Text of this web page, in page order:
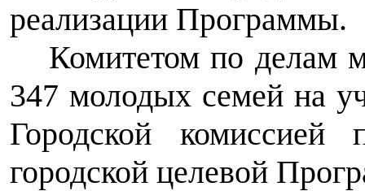
реализации Программы.
Комитетом по делам
347 молодых семей на
Городской
городской целевой